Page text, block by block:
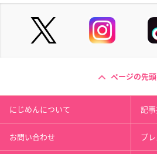
ページの先
にじめんについて 記
お問い合わせ プ